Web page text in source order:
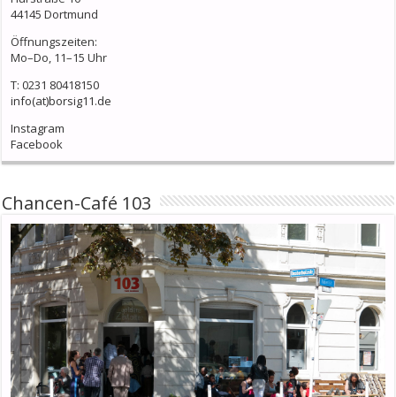
44145 Dortmund
Öffnungszeiten:
Mo–Do, 11–15 Uhr
T: 0231 80418150
info(at)borsig11.de
Instagram
Facebook
Chancen-Café 103